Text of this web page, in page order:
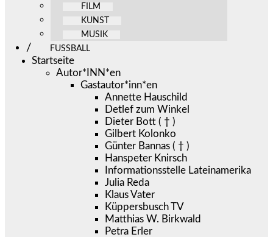
FILM
KUNST
MUSIK
FUSSBALL
Startseite
Autor*INN*en
Gastautor*inn*en
Annette Hauschild
Detlef zum Winkel
Dieter Bott ( † )
Gilbert Kolonko
Günter Bannas ( † )
Hanspeter Knirsch
Informationsstelle Lateinamerika
Julia Reda
Klaus Vater
Küppersbusch TV
Matthias W. Birkwald
Petra Erler